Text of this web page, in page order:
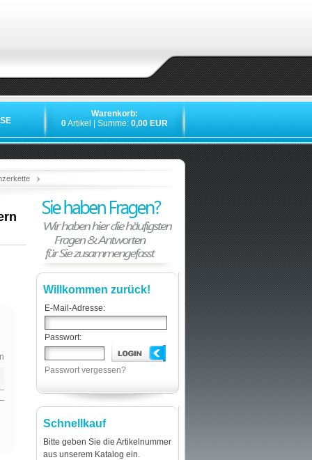
Warenkorb:
0Artikel | Summe: 0,00 EUR
Willkommen zurück!
E-Mail-Adresse:
Passwort:
Passwort vergessen?
Schnellkauf
Bitte geben Sie die Artikelnummer
aus unserem Katalog ein.